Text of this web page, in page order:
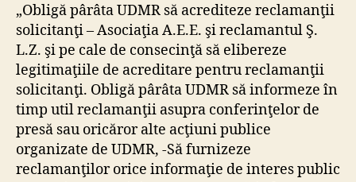
„Obligă pârâta UDMR să acrediteze reclamanţii
solicitanţi – Asociaţia A.E.E. şi reclamantul Ş.
L.Z. şi pe cale de consecinţă să elibereze
legitimaţiile de acreditare pentru reclamanţii
solicitanţi. Obligă pârâta UDMR să informeze în
timp util reclamanţii asupra conferinţelor de
presă sau oricăror alte acţiuni publice
organizate de UDMR, -Să furnizeze
reclamanţilor orice informaţie de interes public